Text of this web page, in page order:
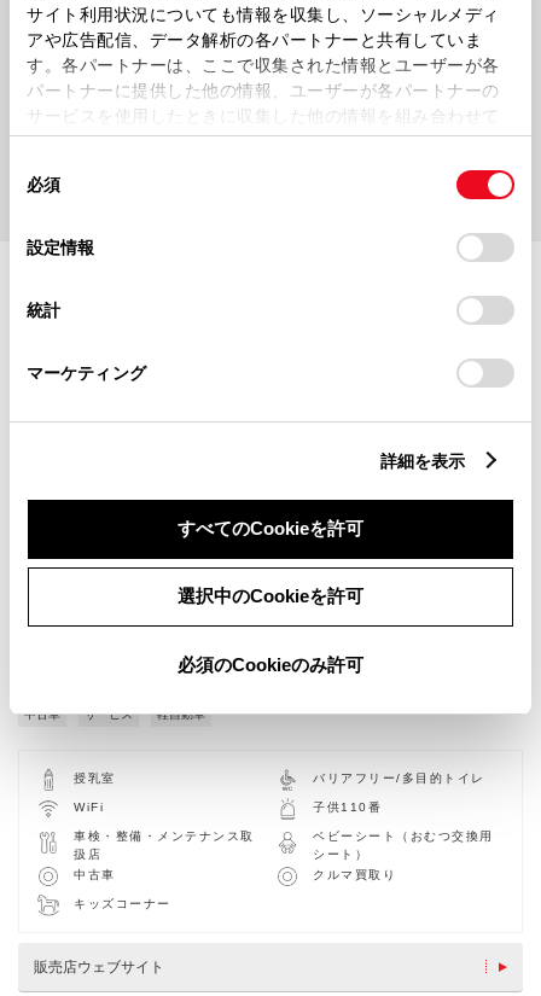
サイト利用状況についても情報を収集し、ソーシャルメディ
アや広告配信、データ解析の各パートナーと共有していま
す。各パートナーは、ここで収集された情報とユーザーが各
パートナーに提供した他の情報、ユーザーが各パートナーの
サービスを使用したときに収集した他の情報を組み合わせて
使用することがあります。当ウェブサイトの使用を続行する
デバイスにすべてのCookie(クッキー)が保存されることに同
意したことになります。Cookie(クッキー)のオプトアウト、
設定の変更、同意を撤回したりするにあたっては、当社の
「Cookie（クッキー）情報の取り扱いについて
」をご覧くだ
必須
設定情報
統計
マーケティング
詳細を表示
すべてのCookieを許可
選択中のCookieを許可
必須のCookieのみ許可
202678
トヨタ認定中古車 福岡西店💛サマ
ーフェア開催中です💛
202671
トヨタ認定中古車 福岡西店💛７月
営業日のお知らせ💛
中古車 サービス 軽自動車
授乳室 バリアフリー/多目的トイレ
WiFi 子供110番
車検・整備・メンテナンス取
扱店
ベビーシート（おむつ交換用
シート）
中古車
クルマ買取り
キッズコーナー
販売店ウェブサイト